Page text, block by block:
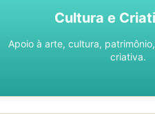
Cultura e
Apoio à arte, cultura,
criativa.